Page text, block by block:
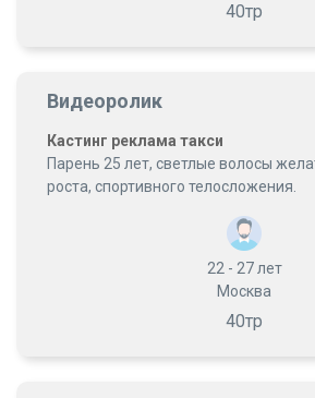
40тр
Видеоролик
Кастинг реклама такси
Парень 25 лет, светлые волосы
роста, спортивного телосложения.
22 - 27лет
Москва
40тр